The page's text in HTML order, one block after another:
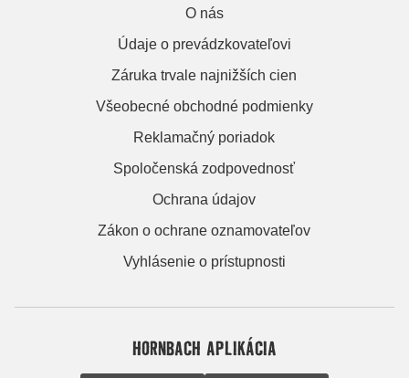
O nás
Údaje o prevádzkovateľovi
Záruka trvale najnižších cien
Všeobecné obchodné podmienky
Reklamačný poriadok
Spoločenská zodpovednosť
Ochrana údajov
Zákon o ochrane oznamovateľov
Vyhlásenie o prístupnosti
HORNBACH APLIKÁCIA